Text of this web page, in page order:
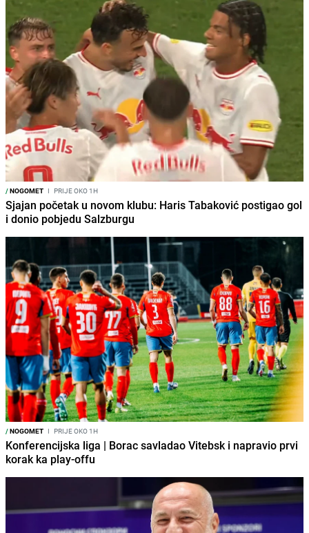
/NOGOMET I PRIJE OKO 1H
Sjajan početak u novom klubu: Haris Tabaković postigao gol
i donio pobjedu Salzburgu
/NOGOMET I PRIJE OKO 1H
Konferencijska liga | Borac savladao Vitebsk i napravio prvi
korak ka play-offu